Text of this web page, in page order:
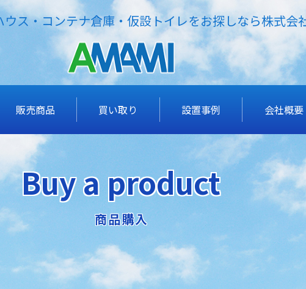
ス・コンテナ倉庫・仮設トイレをお探しなら株式会
販売商品 買い取り 設置事例 会社概要
Buy a product
商品購入